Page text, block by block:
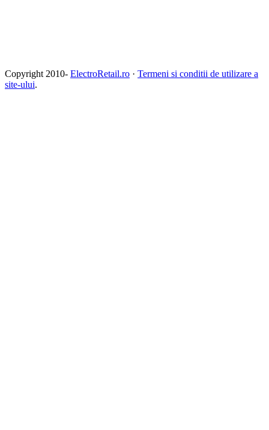
Copyright 2010- ElectroRetail.ro · Termeni si conditii de utilizare a
site-ului.